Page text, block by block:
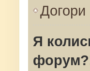
Догори
Я